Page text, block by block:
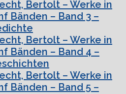
Bertolt – Werke in
Bänden – Band 3 –
Bertolt – Werke in
Bänden – Band 4 –
Bertolt – Werke in
Bänden – Band 5 –